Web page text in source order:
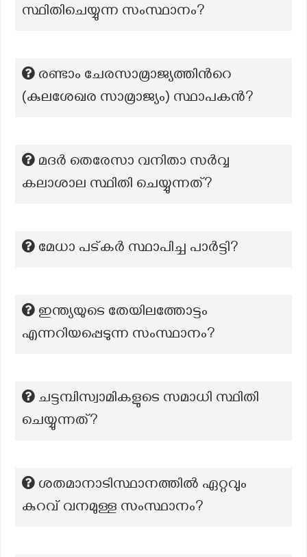
സ്ഥിതിചെയ്യുന്ന സംസ്ഥാനം?
രണ്ടാം ചേരസാമ്രാജ്യത്തിന്‍റെ
(കുലശേഖര സാമ്രാജ്യം) സ്ഥാപകൻ?
മദർ തെരേസാ വനിതാ സർവ്വ
കലാശാല സ്ഥിതി ചെയ്യുന്നത്?
മേധാ പട്കർ സ്ഥാപിച്ച പാർട്ടി?
ഇന്ത്യയുടെ തേയിലത്തോട്ടം
എന്നറിയപ്പെടുന്ന സംസ്ഥാനം?
ചട്ടമ്പിസ്വാമികളുടെ സമാധി സ്ഥിതി
ചെയ്യുന്നത്?
ശതമാനാടിസ്ഥാനത്തിൽ ഏറ്റവും
കുറവ് വനമുള്ള സംസ്ഥാനം?